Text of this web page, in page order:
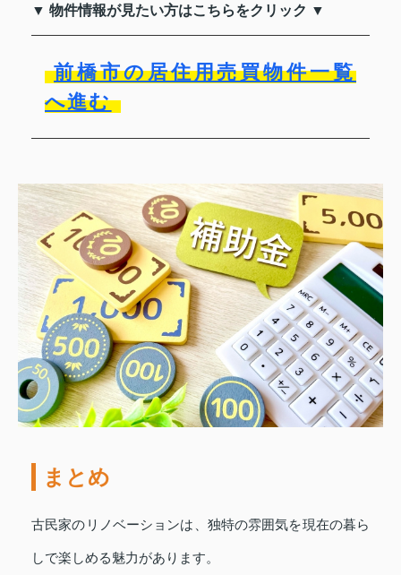
▼ 物件情報が見たい方はこちらをクリック ▼
前橋市の居住用売買物件一覧
へ進む
まとめ
古民家のリノベーションは、独特の雰囲気を現在の暮ら
しで楽しめる魅力があります。